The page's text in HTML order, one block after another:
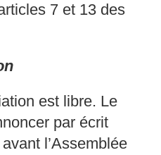
7 et 13 des
est libre. Le
par écrit
avant l’Assemblée